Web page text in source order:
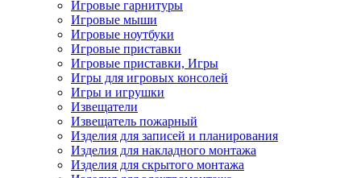
Игровые гарнитуры
Игровые мыши
Игровые ноутбуки
Игровые приставки
Игровые приставки, Игры
Игры для игровых консолей
Игры и игрушки
Извещатели
Извещатель пожарный
Изделия для записей и планирования
Изделия для накладного монтажа
Изделия для скрытого монтажа